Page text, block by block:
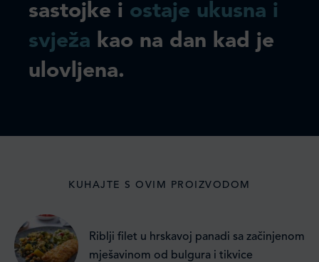
sastojke i ostaje ukusna i
svježa kao na dan kad je
ulovljena.
KUHAJTE S OVIM PROIZVODOM
Riblji filet u hrskavoj panadi sa začinjenom
mješavinom od bulgura i tikvice